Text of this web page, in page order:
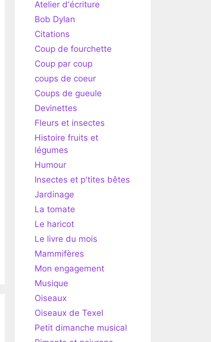
Atelier d'écriture
Bob Dylan
Citations
Coup de fourchette
Coup par coup
coups de coeur
Coups de gueule
Devinettes
Fleurs et insectes
Histoire fruits et
légumes
Humour
Insectes et p'tites bêtes
Jardinage
La tomate
Le haricot
Le livre du mois
Mammifères
Mon engagement
Musique
Oiseaux
Oiseaux de Texel
Petit dimanche musical